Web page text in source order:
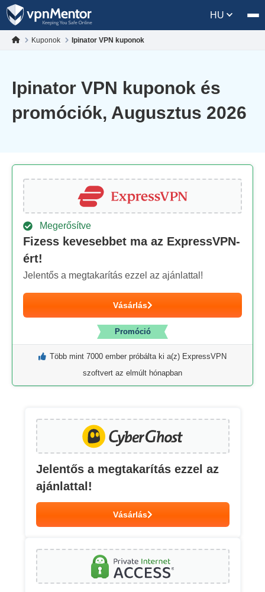
HU
Kuponok Ipinator VPN kuponok
Ipinator VPN kuponok és
promóciók, Augusztus 2026
Megerősítve
Fizess kevesebbet ma az ExpressVPN-
ért!
Jelentős a megtakarítás ezzel az ajánlattal!
Vásárlás
Promóció
Több mint 7000 ember próbálta ki a(z) ExpressVPN
szoftvert az elmúlt hónapban
Jelentős a megtakarítás ezzel az
ajánlattal!
Vásárlás